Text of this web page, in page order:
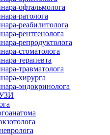
офтальмолога
ратолога
реабилитолога
рентгенолога
репродуктолога
стоматолога
терапевта
травматолога
хирурга
эндокринолога